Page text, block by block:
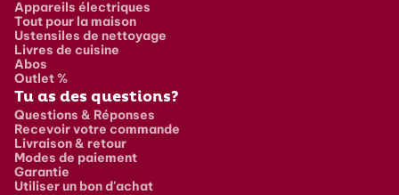
Appareils électriques
Tout pour la maison
Ustensiles de nettoyage
Livres de cuisine
Abos
Outlet %
Tu as des questions?
Questions & Réponses
Recevoir votre commande
Livraison & retour
Modes de paiement
Garantie
Utiliser un bon d'achat